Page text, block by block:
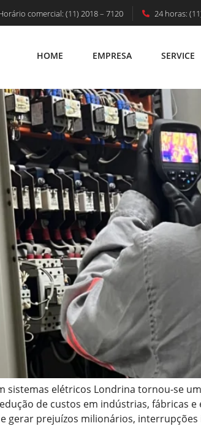
comercial: (11) 2018 – 7120 24 horas:
HOME EMPRESA SERVICE
HOME EMPRESA SERVICE
EM LONDRINA:
sistemas elétricos Londrina tornou-se
de custos em indústrias, fábricas
gerar prejuízos milionários,